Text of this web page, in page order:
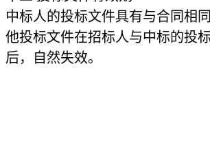
中标人的投标文件具有与合同相
他投标文件在招标人与中标的投
后，自然失效。